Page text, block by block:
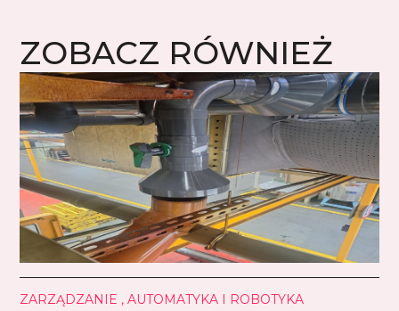
ZOBACZ RÓWNIEŻ
ZARZĄDZANIE , AUTOMATYKA I ROBOTYKA